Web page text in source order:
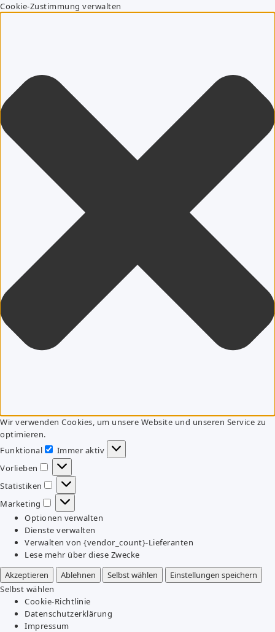
Cookie-Zustimmung verwalten
Wir verwenden Cookies, um unsere Website und unseren Service zu
optimieren.
Funktional
Funktional
Immer aktiv
Vorlieben
Vorlieben
Statistiken
Statistiken
Marketing
Marketing
Optionen verwalten
Dienste verwalten
Verwalten von {vendor_count}-Lieferanten
Lese mehr über diese Zwecke
Akzeptieren
Ablehnen Selbst wählen
Einstellungen speichern
Selbst wählen
Cookie-Richtlinie
Datenschutzerklärung
Impressum